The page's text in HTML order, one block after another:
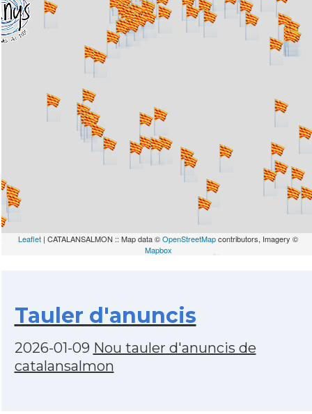
Leaflet | CATALANSALMON :: Map data ©OpenStreetMapcontributors, Imagery ©
Mapbox
Tauler d'anuncis
2026-01-09 Nou tauler d'anuncis de
catalansalmon